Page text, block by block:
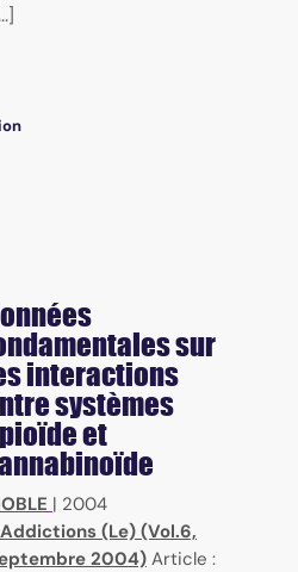
sur
interactions
systèmes
et
| 2004
(Le) (Vol.6,
2004) Article :